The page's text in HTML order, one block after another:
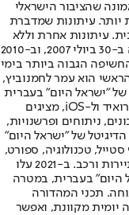
שהציבור הישראלי
יותר. עיתונות שמדברת
עיתונות אחרת וללא
תשלום. המהדורה המודפסת הראשונה פורסמה ב-30 ביולי 2007, וב-2010
הגבוה ביותר בימי
הוא עמר לחמנוביץ,
של "ישראל היום" בעברית
ובאנגלית, כמו כן היישומונים (אפליקציות) לאנדרואיד ול-iOS, מציגים
ניתוחים ופרשנויות,
של "ישראל היום"
טכנולוגיה, ספורט,
כלכלה וצרכנות, בריאות, חיילים, אוכל, יהדות, תיירות ורכב. ב-2021 עלו
היום" בעברית, במטרה
תכני המהדורה
יומית מקוונת, ואפשר